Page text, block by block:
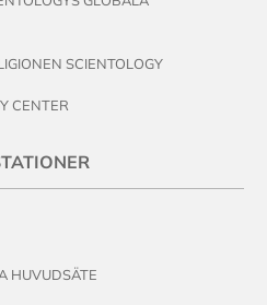
SCIENTOLOGY
CENTER
HUVUDSÄTE